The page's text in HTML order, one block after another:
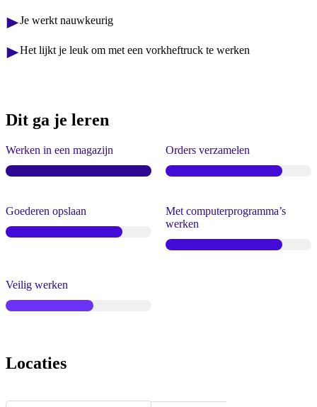
Je werkt nauwkeurig
Het lijkt je leuk om met een vorkheftruck te werken
Dit ga je leren
Werken in een magazijn Orders verzamelen
Goederen opslaan
Met computerprogramma’s
werken
Veilig werken
Locaties